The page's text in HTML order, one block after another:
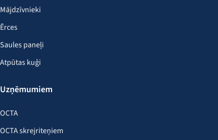
Mājdzīvnieki
Ērces
Saules paneļi
Atpūtas kuģi
Uzņēmumiem
OCTA
OCTA skrejriteņiem